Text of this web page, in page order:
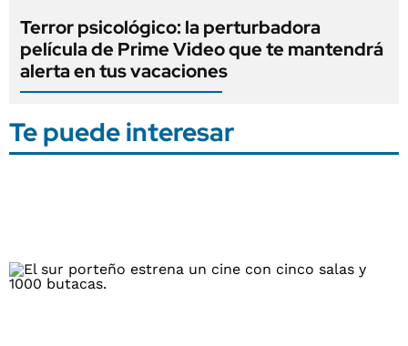
Terror psicológico: la perturbadora
película de Prime Video que te mantendrá
alerta en tus vacaciones
Te puede interesar